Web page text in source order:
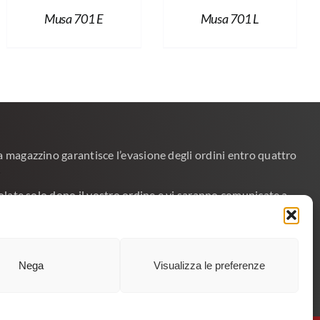
Nega Visualizza le preferenze
Musa 701 E Musa 701 L
garantisce l’evasione degli ordini entro quattro
solo dopo il vostro ordine e vi saranno comunicate a
tramite corriere e’ obbligatorio indicare il numero
> CONTATTACI >